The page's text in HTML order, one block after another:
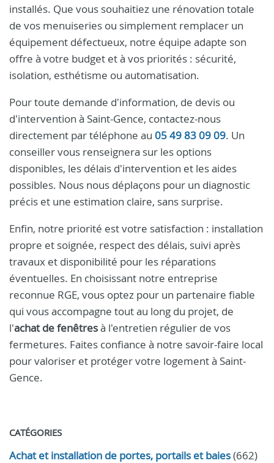
installés. Que vous souhaitiez une rénovation totale
de vos menuiseries ou simplement remplacer un
équipement défectueux, notre équipe adapte son
offre à votre budget et à vos priorités : sécurité,
isolation, esthétisme ou automatisation.
Pour toute demande d'information, de devis ou
d'intervention à Saint-Gence, contactez-nous
directement par téléphone au 05 49 83 09 09. Un
conseiller vous renseignera sur les options
disponibles, les délais d'intervention et les aides
possibles. Nous nous déplaçons pour un diagnostic
précis et une estimation claire, sans surprise.
Enfin, notre priorité est votre satisfaction : installation
propre et soignée, respect des délais, suivi après
travaux et disponibilité pour les réparations
éventuelles. En choisissant notre entreprise
reconnue RGE, vous optez pour un partenaire fiable
qui vous accompagne tout au long du projet, de
l'achat de fenêtresà l'entretien régulier de vos
fermetures. Faites confiance à notre savoir-faire local
pour valoriser et protéger votre logement à Saint-
Gence.
CATÉGORIES
Achat et installation de portes, portails et baies(662)